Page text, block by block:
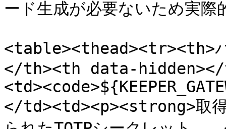
ード生成が必要ないため実
<table><thead><tr><th>
</th><th data-
</td><td><p><strong>取